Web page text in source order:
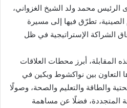
الرئيس محمد ولد الشيخ الغزواني،
تطرّق فيها إلى مسيرة
الشراكة الإستراتيجية في ظل
المقابلة، أبرز محطات العلاقات
التعاون بين نواكشوط وبكين في
والطاقة والتعليم والصحة، وصولًا
المتجددة، فضلًا عن مساهمة